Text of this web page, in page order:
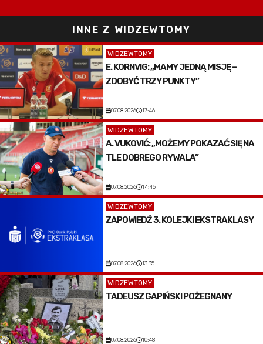
INNE Z WIDZEWTOMY
WIDZEWTOMY
E. KORNVIG: „MAMY JEDNĄ MISJĘ –
ZDOBYĆ TRZY PUNKTY”
07.08.2026 17:46
WIDZEWTOMY
A. VUKOVIĆ: „MOŻEMY POKAZAĆ SIĘ NA
TLE DOBREGO RYWALA”
07.08.2026 14:46
WIDZEWTOMY
ZAPOWIEDŹ 3. KOLEJKI EKSTRAKLASY
07.08.2026 13:35
WIDZEWTOMY
TADEUSZ GAPIŃSKI POŻEGNANY
07.08.2026 10:48